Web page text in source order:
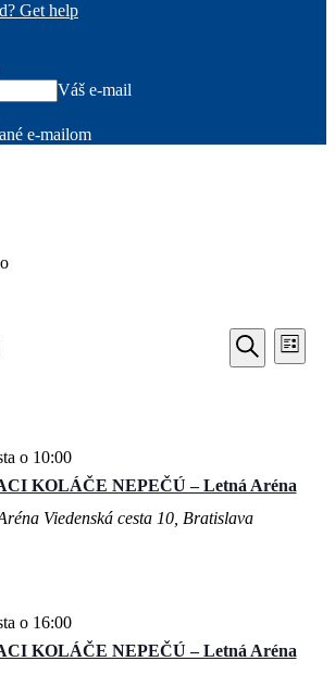
Get help
Váš e-mail
e-mailom
Udalosti
Search
Vyhľadať
Zoznam
KOLÁČE NEPEČÚ – Letná Aréna
o 10:00
Viedenská cesta 10, Bratislava
KOLÁČE NEPEČÚ – Letná Aréna
o 16:00